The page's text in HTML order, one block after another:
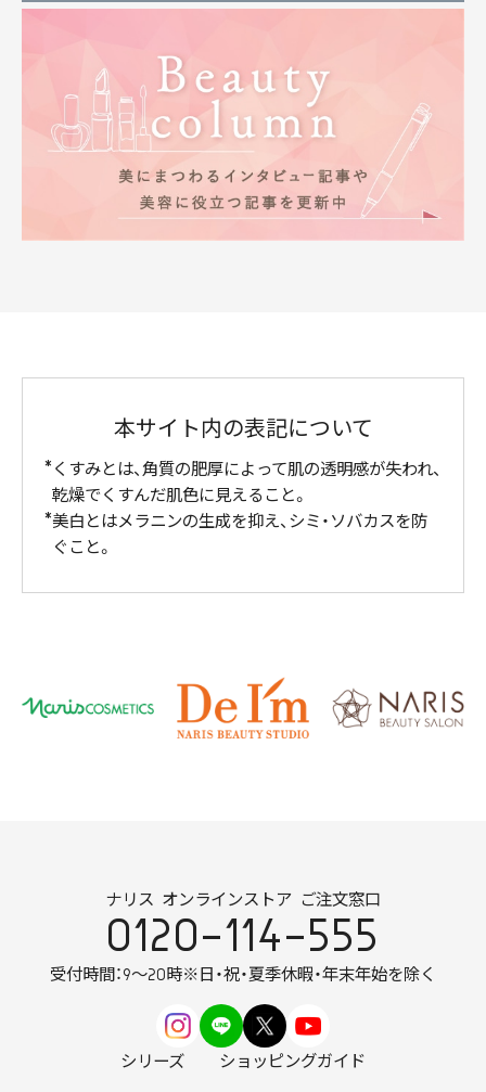
本サイト内の表記について
くすみとは、角質の肥厚によって肌の透明感が失われ、
乾燥でくすんだ肌色に見えること。
美白とはメラニンの生成を抑え、シミ・ソバカスを防
ぐこと。
ナリス オンラインストア ご注文窓口
0120-114-555
受付時間：9～20時※日・祝・夏季休暇・年末年始を除く
シリーズ ショッピングガイド